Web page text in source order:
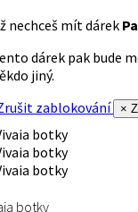
nechceš mít dárek
dárek pak bude
jiný.
zablokování
×
botky